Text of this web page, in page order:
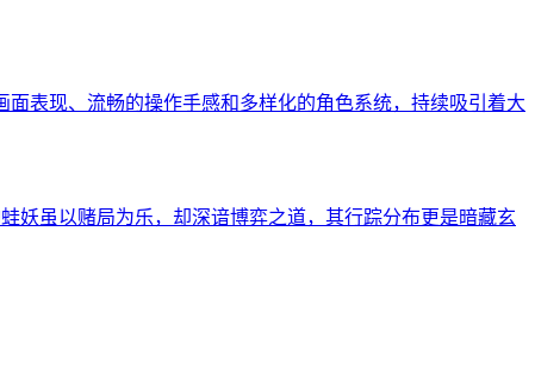
表现、流畅的操作手感和多样化的角色系统，持续吸引着大
妖虽以赌局为乐，却深谙博弈之道，其行踪分布更是暗藏玄